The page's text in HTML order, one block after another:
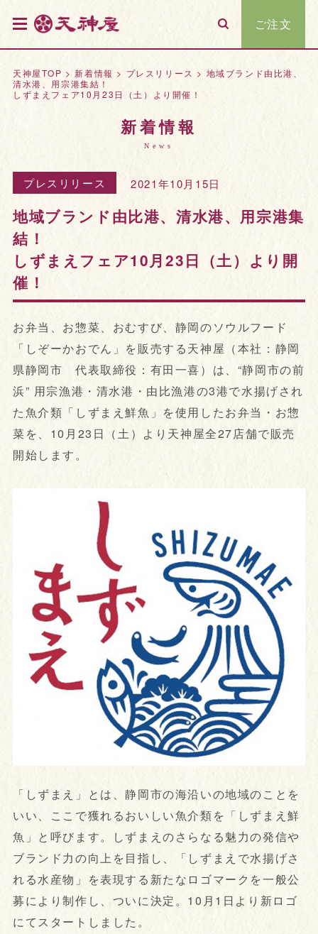
ご注文
天神屋TOP >新着情報 > プレスリリース > 地域ブランド由比港、
清水港、用宗港集結！
しずまえフェア10月23日（土）より開催！
新着情報
News
プレスリリース 2021年10月15日
地域ブランド由比港、清水港、用宗港集
結！
しずまえフェア10月23日（土）より開
催！
お弁当、お惣菜、おむすび、静岡のソウルフード
「しぞーかおでん」を販売する天神屋（本社：静岡
県静岡市 代表取締役：有田一喜）は、“静岡市の前
浜” 用宗漁港・清水港・由比漁港の3港で水揚げされ
た魚介類「しずまえ鮮魚」を使用したお弁当・お惣
菜を、10月23日（土）より天神屋全27店舗で販売
開始します。
「しずまえ」とは、静岡市の海沿いの地域のことを
いい、ここで獲れるおいしい魚介類を「しずまえ鮮
魚」と呼びます。しずまえのさらなる魅力の発信や
ブランド力の向上を目指し、「しずまえで水揚げさ
れる水産物」を表現する新たなロゴマークを一般公
募により制作し、ついに決定。10月1日より新ロゴ
にてスタートしました。